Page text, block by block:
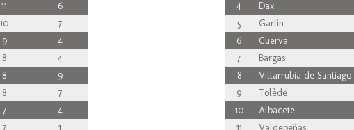
11
6
10
7
9
4
8
4
8
9
8
7
7
4
7
1
4
Dax
5
Garlin
6
Cuerva
7
Bargas
8
Villarrubia de Santiago
9
Tolède
10
Albacete
11
Valdepeñas